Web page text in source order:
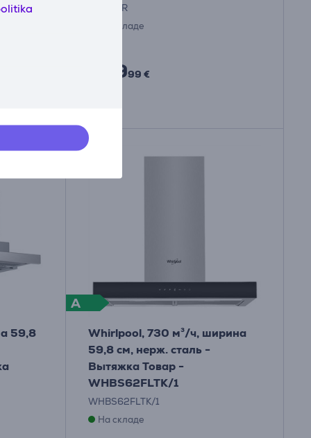
LFG716R
На складе
32999 €
59,8
A
Whirlpool, 730 м³/ч, ширина
59,8 см, нерж. сталь -
Вытяжка Товар -
WHBS62FLTK/1
WHBS62FLTK/1
На складе